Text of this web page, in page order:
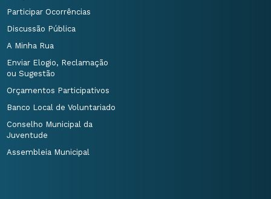
Participar Ocorrências
Discussão Pública
A Minha Rua
Enviar Elogio, Reclamação
ou Sugestão
Orçamentos Participativos
Banco Local de Voluntariado
Conselho Municipal da
Juventude
Assembleia Municipal